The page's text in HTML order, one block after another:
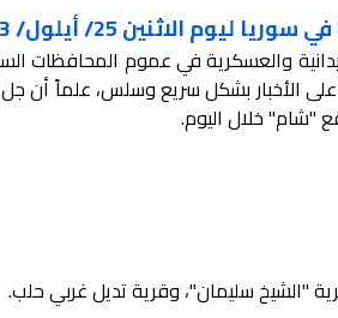
الاثنين 25/ أيلول/ 2023
والعسكرية في عموم المحافظات
على الأخبار بشكل سريع وسلس، علماً أن
"شام" خلال اليوم.
"الشيخ سليمان"، وقرية تديل غربي حلب.